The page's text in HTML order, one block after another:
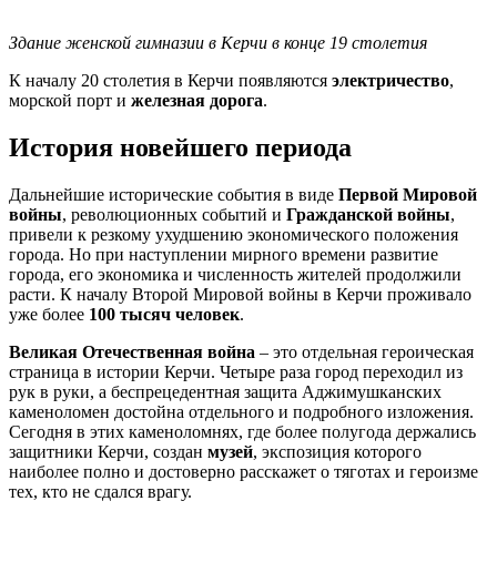
Здание женской гимназии в Керчи в конце 19 столетия
К началу 20 столетия в Керчи появляются электричество,
морской порт и железная дорога.
История новейшего периода
Дальнейшие исторические события в виде Первой Мировой
войны, революционных событий и Гражданской войны,
привели к резкому ухудшению экономического положения
города. Но при наступлении мирного времени развитие
города, его экономика и численность жителей продолжили
расти. К началу Второй Мировой войны в Керчи проживало
уже более 100 тысяч человек.
Великая Отечественная война – это отдельная героическая
страница в истории Керчи. Четыре раза город переходил из
рук в руки, а беспрецедентная защита Аджимушканских
каменоломен достойна отдельного и подробного изложения.
Сегодня в этих каменоломнях, где более полугода держались
защитники Керчи, создан музей, экспозиция которого
наиболее полно и достоверно расскажет о тяготах и героизме
тех, кто не сдался врагу.